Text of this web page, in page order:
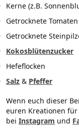
Kerne (z.B.
Getrocknete Tomaten
Getrocknete
Kokosblütenzucker
Hefeflocken
Salz & Pfeffer
Wenn euch dieser
euren Kreationen für
bei Instagram und